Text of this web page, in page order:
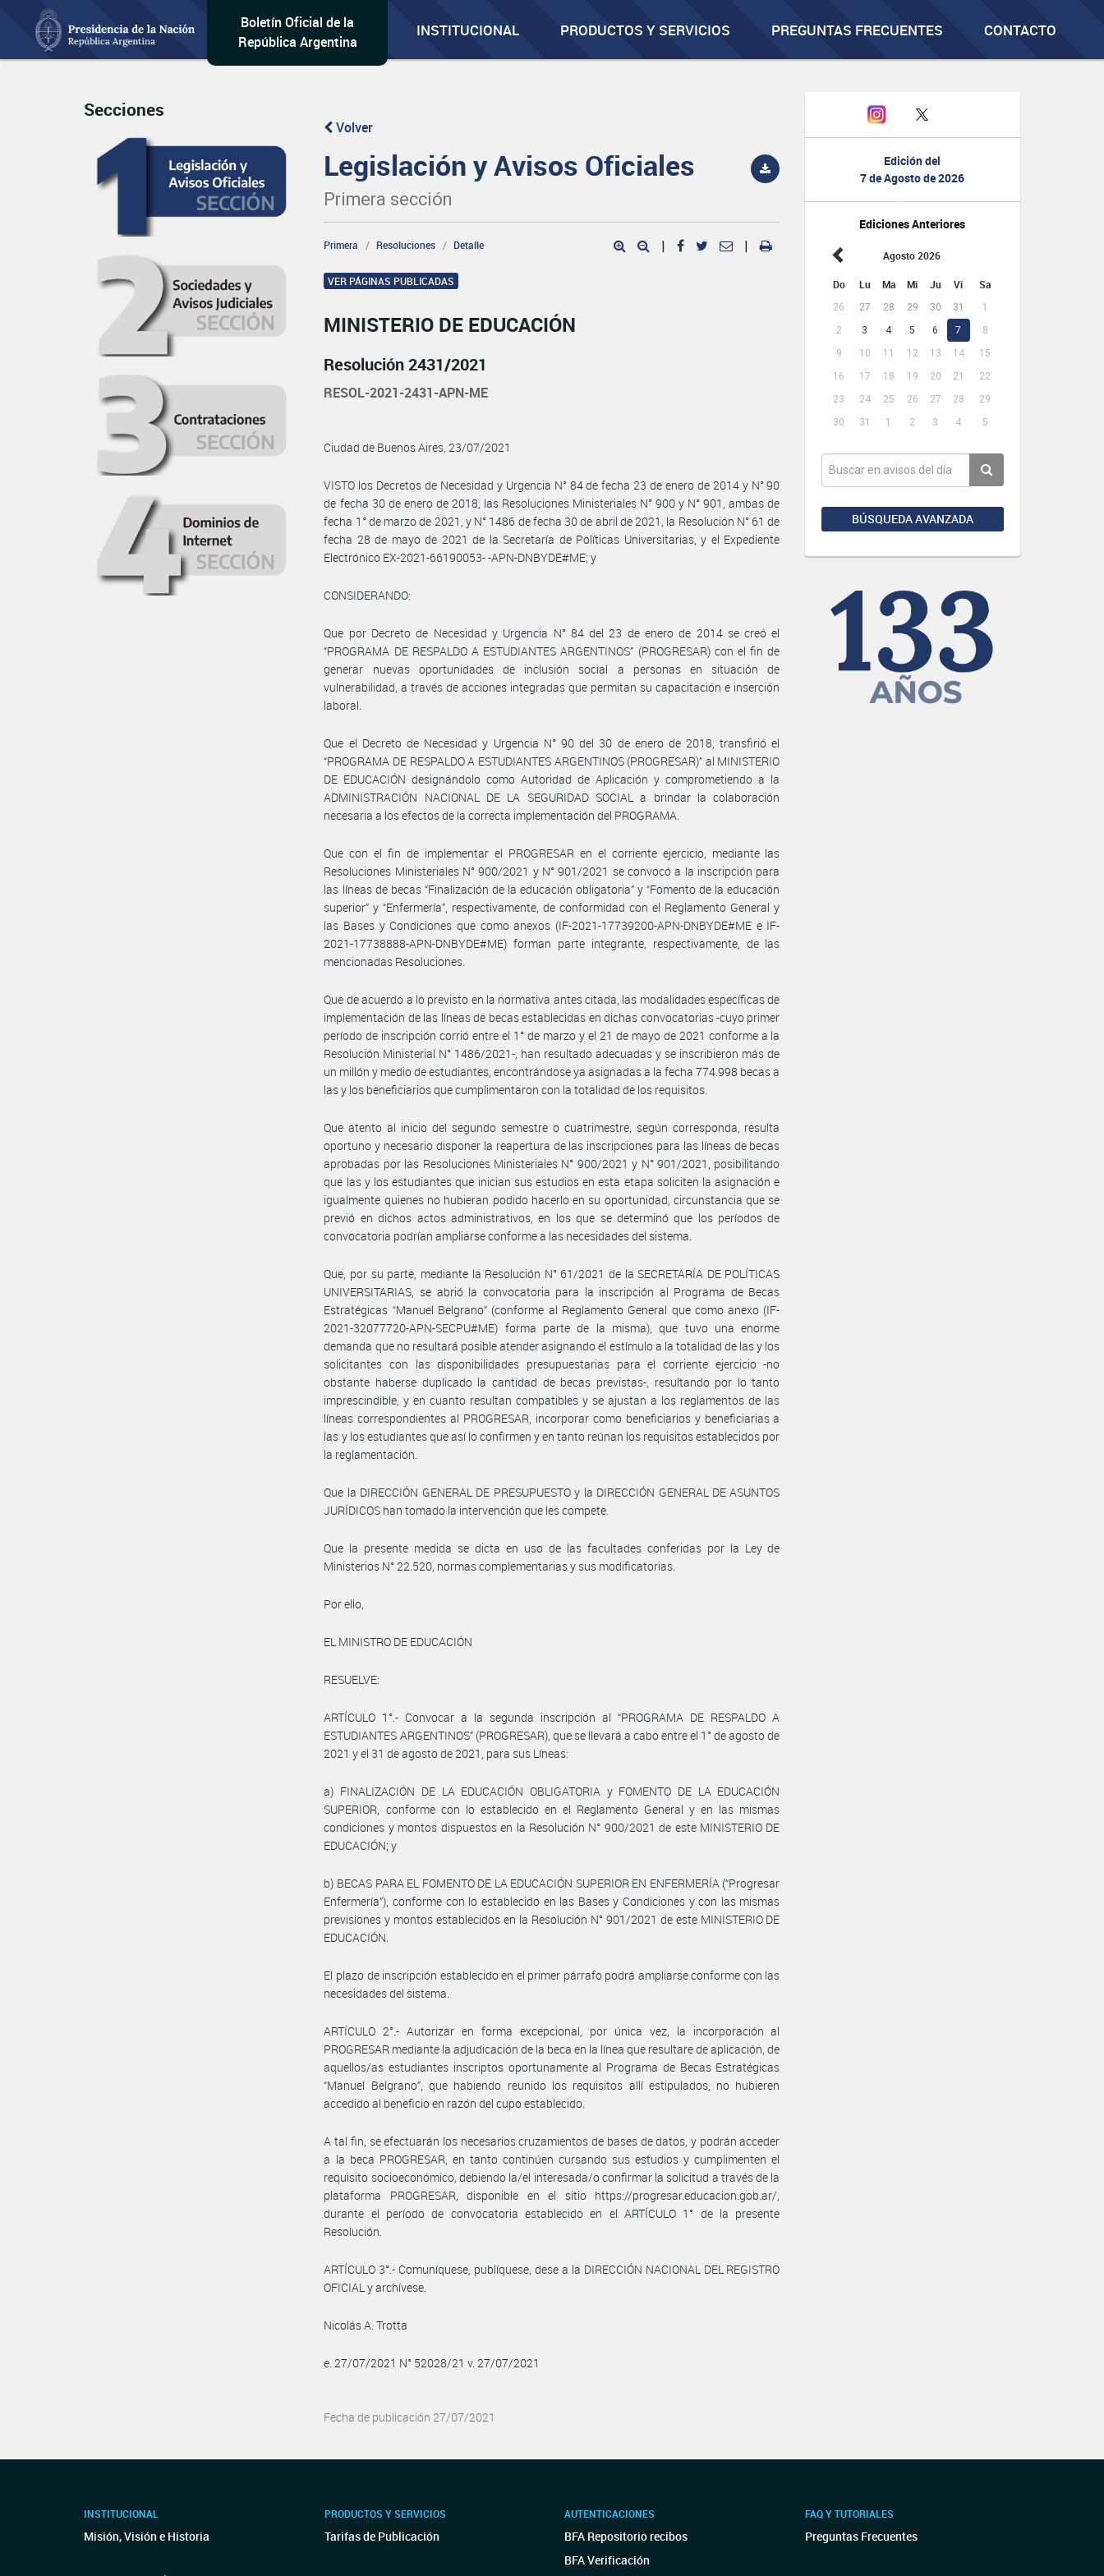
Boletín Oficial de la
República Argentina
INSTITUCIONAL PRODUCTOS Y SERVICIOS PREGUNTAS FRECUENTES CONTACTO
Edición del
7 de Agosto de 2026
Ediciones Anteriores
Agosto 2026
Do Lu Ma Mi Ju Vi Sa
26 27 28 29 30 31
1
2
3 4 5 6 7
8
9
10 11 12 13 14
15
16
17 18 19 20 21
22
23
24 25 26 27 28
29
30
31 1 2 3 4 5
BÚSQUEDA AVANZADA
Secciones
Volver
Legislación y Avisos Oficiales
Primera sección
Primera Resoluciones Detalle | |
VER PÁGINAS PUBLICADAS
MINISTERIO DE EDUCACIÓN
Resolución 2431/2021
RESOL-2021-2431-APN-ME
Ciudad de Buenos Aires, 23/07/2021
VISTO los Decretos de Necesidad y Urgencia N° 84 de fecha 23 de enero de 2014 y N° 90
de fecha 30 de enero de 2018, las Resoluciones Ministeriales N° 900 y N° 901, ambas de
fecha 1° de marzo de 2021, y N° 1486 de fecha 30 de abril de 2021, la Resolución N° 61 de
fecha 28 de mayo de 2021 de la Secretaría de Políticas Universitarias, y el Expediente
Electrónico EX-2021-66190053- -APN-DNBYDE#ME; y
CONSIDERANDO:
Que por Decreto de Necesidad y Urgencia N° 84 del 23 de enero de 2014 se creó el
“PROGRAMA DE RESPALDO A ESTUDIANTES ARGENTINOS” (PROGRESAR) con el fin de
generar nuevas oportunidades de inclusión social a personas en situación de
vulnerabilidad, a través de acciones integradas que permitan su capacitación e inserción
laboral.
Que el Decreto de Necesidad y Urgencia N° 90 del 30 de enero de 2018, transfirió el
“PROGRAMA DE RESPALDO A ESTUDIANTES ARGENTINOS (PROGRESAR)” al MINISTERIO
DE EDUCACIÓN designándolo como Autoridad de Aplicación y comprometiendo a la
ADMINISTRACIÓN NACIONAL DE LA SEGURIDAD SOCIAL a brindar la colaboración
necesaria a los efectos de la correcta implementación del PROGRAMA.
Que con el fin de implementar el PROGRESAR en el corriente ejercicio, mediante las
Resoluciones Ministeriales N° 900/2021 y N° 901/2021 se convocó a la inscripción para
las líneas de becas “Finalización de la educación obligatoria” y “Fomento de la educación
superior” y “Enfermería”, respectivamente, de conformidad con el Reglamento General y
las Bases y Condiciones que como anexos (IF-2021-17739200-APN-DNBYDE#ME e IF-
2021-17738888-APN-DNBYDE#ME) forman parte integrante, respectivamente, de las
mencionadas Resoluciones.
Que de acuerdo a lo previsto en la normativa antes citada, las modalidades específicas de
implementación de las líneas de becas establecidas en dichas convocatorias -cuyo primer
período de inscripción corrió entre el 1° de marzo y el 21 de mayo de 2021 conforme a la
Resolución Ministerial N° 1486/2021-, han resultado adecuadas y se inscribieron más de
un millón y medio de estudiantes, encontrándose ya asignadas a la fecha 774.998 becas a
las y los beneficiarios que cumplimentaron con la totalidad de los requisitos.
Que atento al inicio del segundo semestre o cuatrimestre, según corresponda, resulta
oportuno y necesario disponer la reapertura de las inscripciones para las líneas de becas
aprobadas por las Resoluciones Ministeriales N° 900/2021 y N° 901/2021, posibilitando
que las y los estudiantes que inician sus estudios en esta etapa soliciten la asignación e
igualmente quienes no hubieran podido hacerlo en su oportunidad, circunstancia que se
previó en dichos actos administrativos, en los que se determinó que los períodos de
convocatoria podrían ampliarse conforme a las necesidades del sistema.
Que, por su parte, mediante la Resolución N° 61/2021 de la SECRETARÍA DE POLÍTICAS
UNIVERSITARIAS, se abrió la convocatoria para la inscripción al Programa de Becas
Estratégicas “Manuel Belgrano” (conforme al Reglamento General que como anexo (IF-
2021-32077720-APN-SECPU#ME) forma parte de la misma), que tuvo una enorme
demanda que no resultará posible atender asignando el estímulo a la totalidad de las y los
solicitantes con las disponibilidades presupuestarias para el corriente ejercicio -no
obstante haberse duplicado la cantidad de becas previstas-, resultando por lo tanto
imprescindible, y en cuanto resultan compatibles y se ajustan a los reglamentos de las
líneas correspondientes al PROGRESAR, incorporar como beneficiarios y beneficiarias a
las y los estudiantes que así lo confirmen y en tanto reúnan los requisitos establecidos por
la reglamentación.
Que la DIRECCIÓN GENERAL DE PRESUPUESTO y la DIRECCIÓN GENERAL DE ASUNTOS
JURÍDICOS han tomado la intervención que les compete.
Que la presente medida se dicta en uso de las facultades conferidas por la Ley de
Ministerios N° 22.520, normas complementarias y sus modificatorias.
Por ello,
EL MINISTRO DE EDUCACIÓN
RESUELVE:
ARTÍCULO 1°.- Convocar a la segunda inscripción al “PROGRAMA DE RESPALDO A
ESTUDIANTES ARGENTINOS” (PROGRESAR), que se llevará a cabo entre el 1° de agosto de
2021 y el 31 de agosto de 2021, para sus Líneas:
a) FINALIZACIÓN DE LA EDUCACIÓN OBLIGATORIA y FOMENTO DE LA EDUCACIÓN
SUPERIOR, conforme con lo establecido en el Reglamento General y en las mismas
condiciones y montos dispuestos en la Resolución N° 900/2021 de este MINISTERIO DE
EDUCACIÓN; y
b) BECAS PARA EL FOMENTO DE LA EDUCACIÓN SUPERIOR EN ENFERMERÍA (“Progresar
Enfermería”), conforme con lo establecido en las Bases y Condiciones y con las mismas
previsiones y montos establecidos en la Resolución N° 901/2021 de este MINISTERIO DE
EDUCACIÓN.
El plazo de inscripción establecido en el primer párrafo podrá ampliarse conforme con las
necesidades del sistema.
ARTÍCULO 2°.- Autorizar en forma excepcional, por única vez, la incorporación al
PROGRESAR mediante la adjudicación de la beca en la línea que resultare de aplicación, de
aquellos/as estudiantes inscriptos oportunamente al Programa de Becas Estratégicas
“Manuel Belgrano”, que habiendo reunido los requisitos allí estipulados, no hubieren
accedido al beneficio en razón del cupo establecido.
A tal fin, se efectuarán los necesarios cruzamientos de bases de datos, y podrán acceder
a la beca PROGRESAR, en tanto continúen cursando sus estudios y cumplimenten el
requisito socioeconómico, debiendo la/el interesada/o confirmar la solicitud a través de la
plataforma PROGRESAR, disponible en el sitio https://progresar.educacion.gob.ar/,
durante el período de convocatoria establecido en el ARTÍCULO 1° de la presente
Resolución.
ARTÍCULO 3°.- Comuníquese, publíquese, dese a la DIRECCIÓN NACIONAL DEL REGISTRO
OFICIAL y archívese.
Nicolás A. Trotta
e. 27/07/2021 N° 52028/21 v. 27/07/2021
Fecha de publicación 27/07/2021
INSTITUCIONAL
Misión, Visión e Historia
PRODUCTOS Y SERVICIOS
Tarifas de Publicación
AUTENTICACIONES
BFA Repositorio recibos
BFA Verificación
FAQ Y TUTORIALES
Preguntas Frecuentes